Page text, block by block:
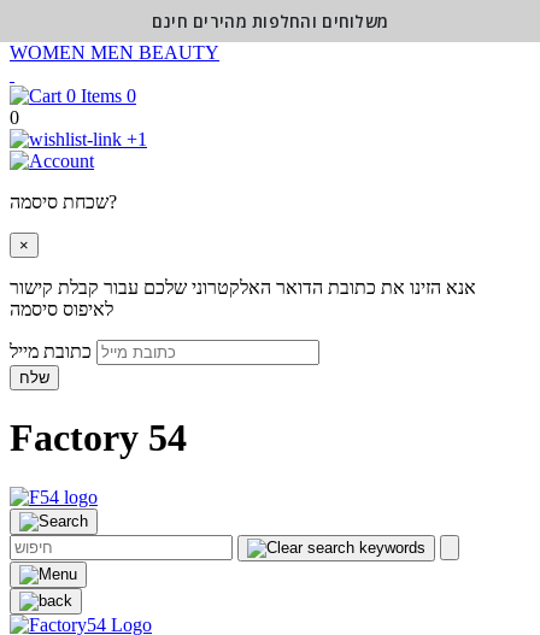
WOMEN MEN BEAUTY
0
0
+1
שכחת סיסמה?
×
אנא הזינו את כתובת הדואר האלקטרוני שלכם עבור קבלת קישור
לאיפוס סיסמה
שלח
Factory 54
משלוחים והחלפות מהירים חינם